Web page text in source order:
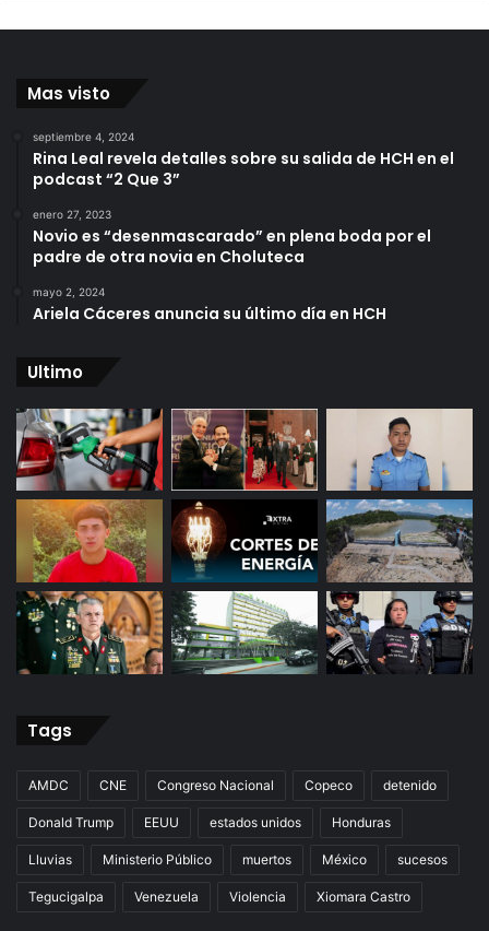
Mas visto
septiembre 4, 2024
Rina Leal revela detalles sobre su salida de HCH en el
podcast “2 Que 3”
enero 27, 2023
Novio es “desenmascarado” en plena boda por el
padre de otra novia en Choluteca
mayo 2, 2024
Ariela Cáceres anuncia su último día en HCH
Ultimo
Tags
AMDC CNE Congreso Nacional Copeco detenido
Donald Trump EEUU estados unidos Honduras
Lluvias Ministerio Público muertos México sucesos
Tegucigalpa Venezuela Violencia Xiomara Castro